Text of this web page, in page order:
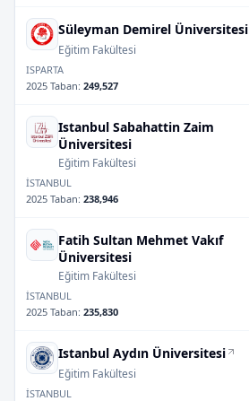
Süleyman Demirel Üniversitesi
Eğitim Fakültesi
ISPARTA
2025 Taban: 249,527
Istanbul Sabahattin Zaim
Üniversitesi
Eğitim Fakültesi
İSTANBUL
2025 Taban: 238,946
Fatih Sultan Mehmet Vakıf
Üniversitesi
Eğitim Fakültesi
İSTANBUL
2025 Taban: 235,830
Istanbul Aydın Üniversitesi
Eğitim Fakültesi
İSTANBUL